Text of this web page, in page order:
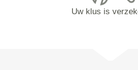
Uw klus is